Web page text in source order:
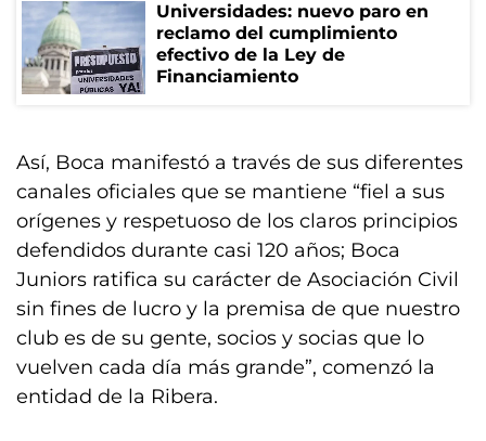
Universidades: nuevo paro en
reclamo del cumplimiento
efectivo de la Ley de
Financiamiento
Así, Boca manifestó a través de sus diferentes
canales oficiales que se mantiene “fiel a sus
orígenes y respetuoso de los claros principios
defendidos durante casi 120 años; Boca
Juniors ratifica su carácter de Asociación Civil
sin fines de lucro y la premisa de que nuestro
club es de su gente, socios y socias que lo
vuelven cada día más grande”, comenzó la
entidad de la Ribera.